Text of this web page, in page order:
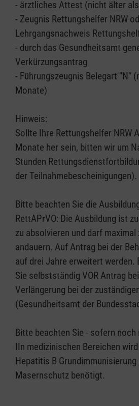
- ärztliches Attest (nicht älter
- Zeugnis Rettungshelfer NRW
Lehrgangsnachweis
- durch das Gesundheitsamt
Verkürzungsantrag
- Führungszeugnis Belegart "N"
Monate)
Hinweis:
Sollte Ihre Rettungshelfer NRW
Monate her sein, bitten wir um
Stunden
der Teilnahmebescheinigungen).
Bitte beachten Sie die
RettAPrVO: Die Ausbildung ist
zu absolvieren und darf maximal
andauern. Auf Antrag bei der
auf drei Jahre erweitert werden.
Sie selbstständig VOR Antrag
Verlängerung bei der
(Gesundheitsamt der
Bitte beachten Sie - sofern noch
IIn medizinischen Bereichen
Hepatitis B Grundimmunisierung
Masernschutz benötigt.